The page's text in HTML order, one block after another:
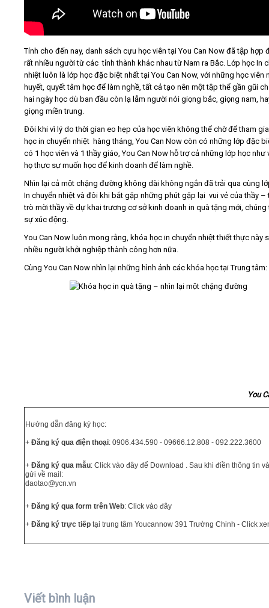
Tính cho đến nay, danh sách cựu học viên tại You Can Now đã tập hợp
rất nhiều người từ các tỉnh thành khác nhau từ Nam ra Bắc. Lớp học In
nhiệt luôn là lớp học đặc biệt nhất tại You Can Now, với những học viên
huyết, quyết tâm học để làm nghề, tất cả tạo nên một tập thể gần gũi
hai ngày học dù ban đầu còn lạ lẫm người nói giọng bắc, giọng nam,
giọng miền trung.
Đôi khi vì lý do thời gian eo hẹp của học viên không thể chờ để tham
học in chuyển nhiệt hàng tháng, You Can Now còn có những lớp đặc
có 1 học viên và 1 thầy giáo, You Can Now hỗ trợ cả những lớp học như
họ thực sự muốn học để kinh doanh để làm nghề.
Nhìn lại cả một chặng đường không dài không ngắn đã trải qua cùng
In chuyển nhiệt và đôi khi bắt gặp những phút gặp lại vui vẻ của thầy –
trò mời thầy về dự khai trương cơ sở kinh doanh in quà tặng mới, chúng
sự xúc động.
You Can Now luôn mong rằng, khóa học in chuyển nhiệt thiết thực này
nhiều người khởi nghiệp thành công hơn nữa.
Cùng You Can Now nhìn lại những hình ảnh các khóa học tại Trung tâm:
You
Hướng dẫn đăng ký học:
+ Đăng ký qua điện thoại: 0906.434.590 - 09666.12.808 - 092.222.3600
+ Đăng ký qua mẫu: Click vào đây để Download . Sau khi điền thông tin
gửi về mail:
daotao@ycn.vn
+ Đăng ký qua form trên Web: Click vào đây
+ Đăng ký trực tiếp tại trung tâm Youcannow 391 Trường Chinh - Click
Viết bình luận